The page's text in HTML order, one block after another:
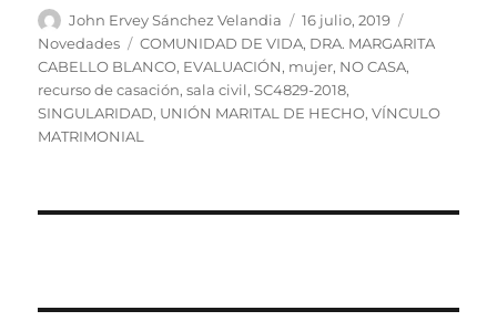
Autor
John Ervey Sánchez Velandia
Publicado
el
16 julio, 2019
Novedades
Etiquetas
COMUNIDAD DE VIDA, DRA. MARGARITA
CABELLO BLANCO, EVALUACIÓN, mujer, NO CASA,
recurso de casación,sala civil,SC4829-2018,
SINGULARIDAD, UNIÓN MARITAL DE HECHO,VÍNCULO
MATRIMONIAL